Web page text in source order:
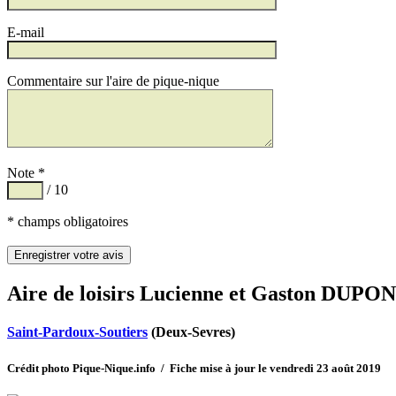
E-mail
Commentaire sur l'aire de pique-nique
Note *
/ 10
* champs obligatoires
Aire de loisirs Lucienne et Gaston
Saint-Pardoux-Soutiers (Deux-Sevres)
Crédit photo Pique-Nique.info / Fiche mise à jour le vendredi 23 août 2019